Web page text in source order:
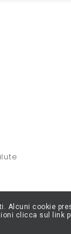
cookie
clicca sul link